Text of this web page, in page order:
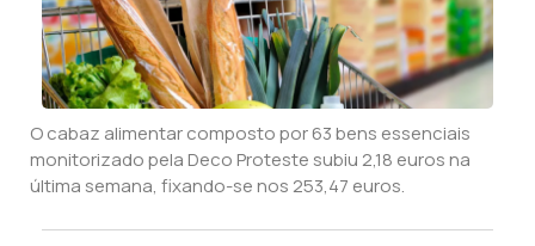
O cabaz alimentar composto por 63 bens essenciais
monitorizado pela Deco Proteste subiu 2,18 euros na
última semana, fixando-se nos 253,47 euros.